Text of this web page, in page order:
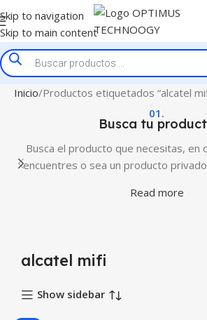
Skip to navigation
Skip to main content
Inicio Productos etiquetados “alcatel
01.
Busca tu
Busca el producto que necesitas, en
encuentres o sea un producto
Read more
alcatel mifi
Show sidebar